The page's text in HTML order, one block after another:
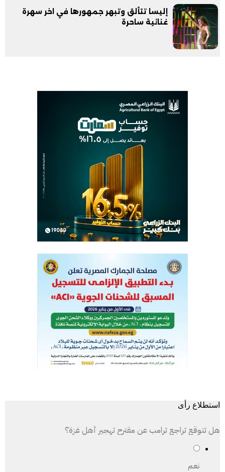
إليسا تتألق وتبهر جمهورها في اخر سهرة
غنائية ساحرة
استطلاع رأى
هل تتوقع تراجع ترامب عن مقترح تهجير أهل غزة؟
نعم